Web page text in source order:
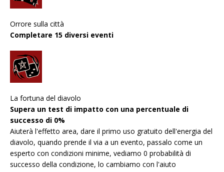
Orrore sulla città
Completare 15 diversi eventi
La fortuna del diavolo
Supera un test di impatto con una percentuale di
successo di 0%
Aiuterà l'effetto area, dare il primo uso gratuito dell'energia del
diavolo, quando prende il via a un evento, passalo come un
esperto con condizioni minime, vediamo 0 probabilità di
successo della condizione, lo cambiamo con l'aiuto